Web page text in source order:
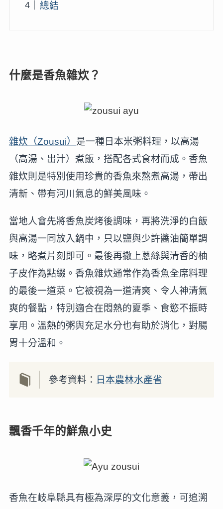
總結
什麼是香魚雜炊？
雜炊（Zousui） 是一種日本米粥料理，以高湯
（高湯、出汁）煮飯，搭配各式食材而成。香魚
雜炊則是特別使用珍貴的香魚來熬煮高湯，帶出
清新、帶有河川氣息的鮮美風味。
當地人會先將香魚炭烤後調味，再將洗淨的白飯
與高湯一同放入鍋中，只以鹽與少許醬油簡單調
味，略煮片刻即可。最後再撒上蔥絲與清香的柚
子皮作為點綴。香魚雜炊通常作為香魚全席料理
的最後一道菜。它被視為一道清爽、令人神清氣
爽的餐點，特別適合在悶熱的夏季、食慾不振時
享用。溫熱的粥與充足水分也有助於消化，對腸
胃十分溫和。
參考資料： 日本農林水產省
飄香千年的鮮魚小史
香魚在岐阜縣具有極為深厚的文化意義，可追溯